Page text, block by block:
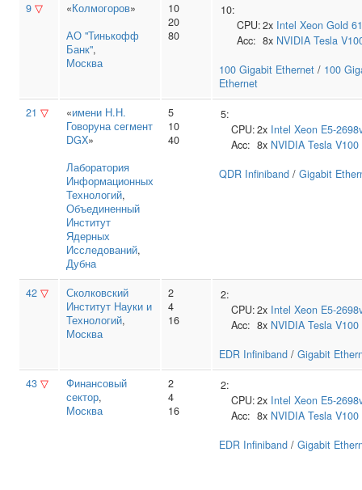
9 ▽ «Колмогоров»
АО "Тинькофф
Банк",
Москва
10
20
80
10:
CPU:2x Intel Xeon Gold
Acc: 8x NVIDIA Tesla
100 Gigabit Ethernet / 100
Ethernet
21 ▽ «имени Н.Н.
Говоруна сегмент
DGX»
Лаборатория
Информационных
Технологий,
Объединенный
Институт
Ядерных
Исследований,
Дубна
5
10
40
5:
CPU:2x Intel Xeon E5-
Acc: 8x NVIDIA Tesla V100
QDR Infiniband / Gigabit
42 ▽
Сколковский
Институт Науки и
Технологий,
Москва
2
4
16
2:
CPU:2x Intel Xeon E5-
Acc: 8x NVIDIA Tesla V100
EDR Infiniband / Gigabit
43 ▽
Финансовый
сектор,
Москва
2
4
16
2:
CPU:2x Intel Xeon E5-
Acc: 8x NVIDIA Tesla V100
EDR Infiniband / Gigabit